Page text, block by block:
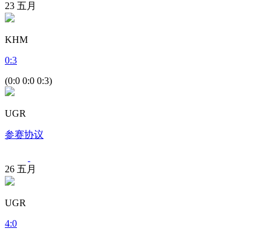
23 五月
KHM
0:3
(0:0 0:0 0:3)
UGR
参赛协议
26 五月
UGR
4:0